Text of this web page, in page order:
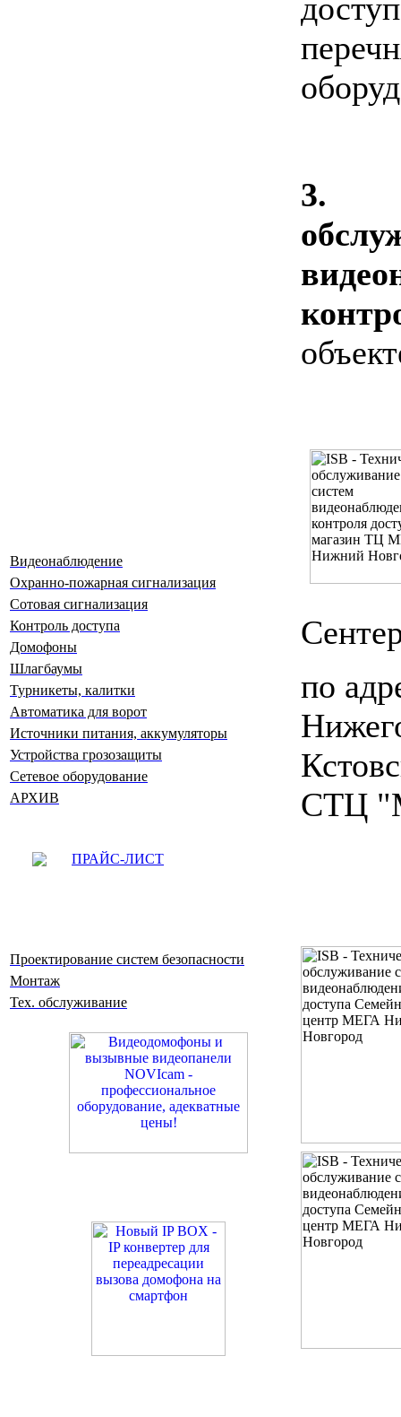
Видеонаблюдение
Охранно-пожарная сигнализация
Сотовая сигнализация
Контроль доступа
Домофоны
Шлагбаумы
Турникеты, калитки
Автоматика для ворот
Источники питания, аккумуляторы
Устройства грозозащиты
Сетевое оборудование
АРХИВ
ПРАЙС-ЛИСТ
Проектирование систем безопасности
Монтаж
Тех. обслуживание
3.
по
СТЦ